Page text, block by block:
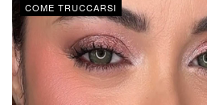
COME TRUCCARSI